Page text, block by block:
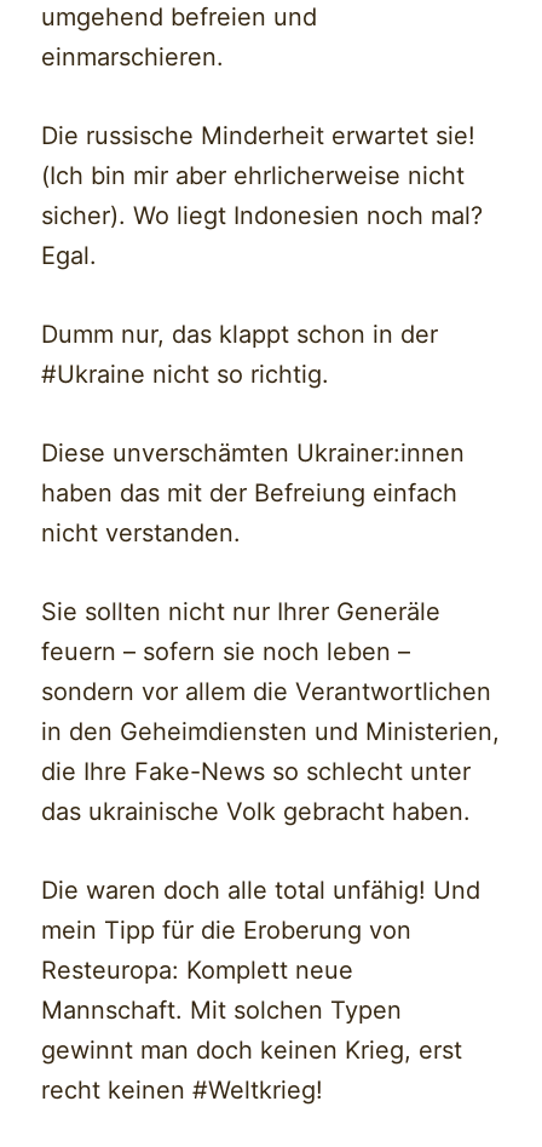
umgehend befreien und
einmarschieren.
Die russische Minderheit erwartet sie!
(Ich bin mir aber ehrlicherweise nicht
sicher). Wo liegt Indonesien noch mal?
Egal.
Dumm nur, das klappt schon in der
#Ukraine nicht so richtig.
Diese unverschämten Ukrainer:innen
haben das mit der Befreiung einfach
nicht verstanden.
Sie sollten nicht nur Ihrer Generäle
feuern – sofern sie noch leben –
sondern vor allem die Verantwortlichen
in den Geheimdiensten und Ministerien,
die Ihre Fake-News so schlecht unter
das ukrainische Volk gebracht haben.
Die waren doch alle total unfähig! Und
mein Tipp für die Eroberung von
Resteuropa: Komplett neue
Mannschaft. Mit solchen Typen
gewinnt man doch keinen Krieg, erst
recht keinen #Weltkrieg!